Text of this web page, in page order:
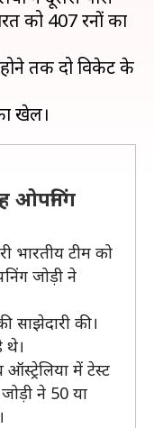
को 407 रनों का
तक दो विकेट के
ओपनिंग
भारतीय टीम को
जोड़ी ने
साझेदारी की।
थे।
में टेस्ट
ने 50 या